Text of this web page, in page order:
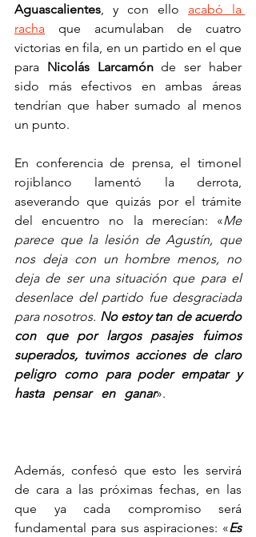
Aguascalientes, y con ello acabó la
racha que acumulaban de cuatro
victorias en fila, en un partido en el que
para Nicolás Larcamón de ser haber
sido más efectivos en ambas áreas
tendrían que haber sumado al menos
un punto.
En conferencia de prensa, el timonel
rojiblanco lamentó la derrota,
aseverando que quizás por el trámite
del encuentro no la merecían: «Me
parece que la lesión de Agustín, que
nos deja con un hombre menos, no
deja de ser una situación que para el
desenlace del partido fue desgraciada
para nosotros. No estoy tan de acuerdo
con que por largos pasajes fuimos
superados, tuvimos acciones de claro
peligro como para poder empatar y
hasta pensar en ganar».
Además, confesó que esto les servirá
de cara a las próximas fechas, en las
que ya cada compromiso será
fundamental para sus aspiraciones: «Es